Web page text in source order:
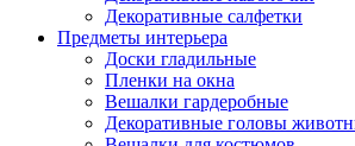
Декоративные салфетки
Предметы интерьера
Доски гладильные
Пленки на окна
Вешалки гардеробные
Декоративные головы